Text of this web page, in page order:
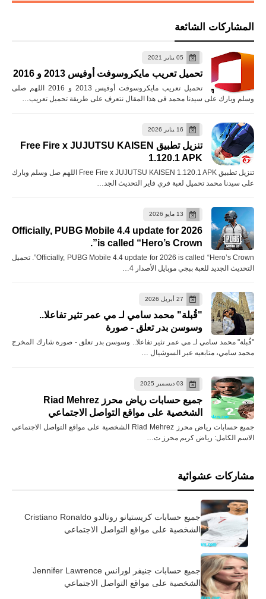
المشاركات الشائعة
05 يناير 2021
تحميل تعريب مايكروسوفت أوفيس 2013 و 2016
تحميل تعريب مايكروسوفت أوفيس 2013 و 2016 اللهم صلى
وسلم وبارك على سيدنا محمد فى هذا المقال نتعرف على طريقة تحميل تعريب…
16 يناير 2026
تنزيل تطبيق Free Fire x JUJUTSU KAISEN
1.120.1 APK
تنزيل تطبيق Free Fire x JUJUTSU KAISEN 1.120.1 APK اللهم صل وسلم وبارك
على سيدنا محمد تحميل لعبة فري فاير التحديث الجد…
13 مايو 2026
Officially, PUBG Mobile 4.4 update for 2026
is called “Hero’s Crown”.
Officially, PUBG Mobile 4.4 update for 2026 is called “Hero’s Crown”. تحميل
التحديث الجديد للعبة ببجي موبايل الأصدار 4…
27 أبريل 2026
"قُبلة" محمد سامي لـ مي عمر تثير تفاعلا..
وسوسن بدر تعلق - صورة
"قُبلة" محمد سامي لـ مي عمر تثير تفاعلا.. وسوسن بدر تعلق - صورة شارك المخرج
محمد سامي، متابعيه عبر السوشيال …
03 ديسمبر 2025
جميع حسابات رياض محرز Riad Mehrez
الشخصية على مواقع التواصل الاجتماعي
جميع حسابات رياض محرز Riad Mehrez الشخصية على مواقع التواصل الاجتماعي
الاسم الكامل: رياض كريم محرز ت…
مشاركات عشوائية
جميع حسابات كريستيانو رونالدو Cristiano Ronaldo
الشخصية على مواقع التواصل الاجتماعي
جميع حسابات جنيفر لورانس Jennifer Lawrence
الشخصية على مواقع التواصل الاجتماعي